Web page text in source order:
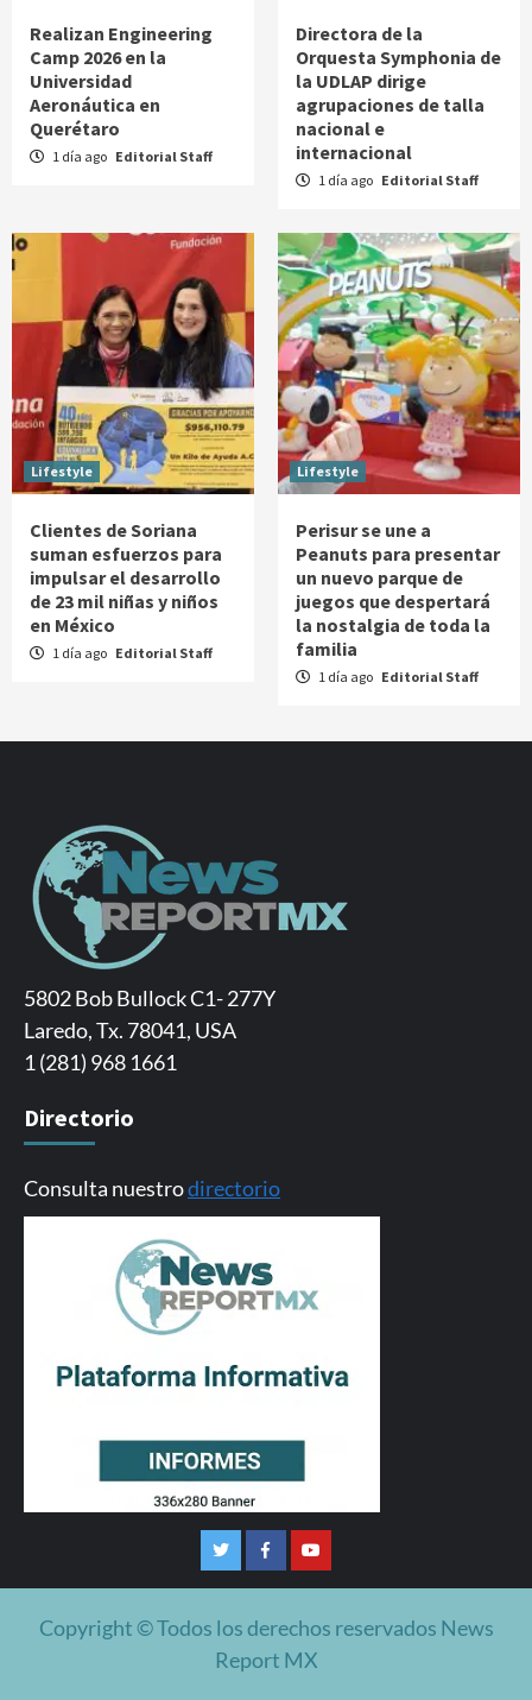
Realizan Engineering
Camp 2026 en la
Universidad
Aeronáutica en
Querétaro
1 día ago Editorial Staff
Directora de la
Orquesta Symphonia de
la UDLAP dirige
agrupaciones de talla
nacional e
internacional
1 día ago Editorial Staff
Lifestyle
Clientes de Soriana
suman esfuerzos para
impulsar el desarrollo
de 23 mil niñas y niños
en México
1 día ago Editorial Staff
Lifestyle
Perisur se une a
Peanuts para presentar
un nuevo parque de
juegos que despertará
la nostalgia de toda la
familia
1 día ago Editorial Staff
5802 Bob Bullock C1- 277Y
Laredo, Tx. 78041, USA
1 (281) 968 1661
Directorio
Consulta nuestrodirectorio
TwitterFacebookYoutube
Copyright © Todos los derechos reservados News
Report MX